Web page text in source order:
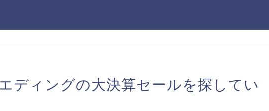
ディングの大決算セールを探してい